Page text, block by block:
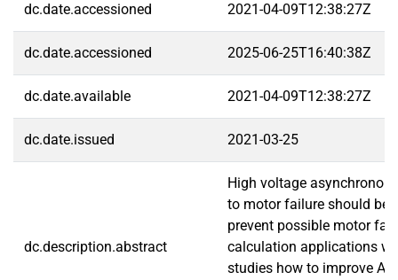
dc.date.accessioned 2021-04-09T12:38:27Z
dc.date.accessioned 2025-06-25T16:40:38Z
dc.date.available 2021-04-09T12:38:27Z
dc.date.issued 2021-03-25
dc.description.abstract
High voltage
to motor failure should be
prevent possible motor
calculation applications
studies how to improve